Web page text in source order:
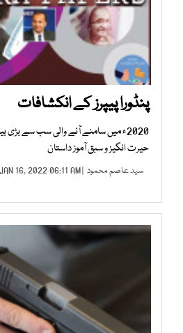
پنڈورا پیپرز کے انکشافات
2020ء میں سامنے آنے والی سب سے بڑی
حیرت انگیز و سبق آموز داستان
سید عاصم محمود | JAN 16, 2022 06:11 AM |